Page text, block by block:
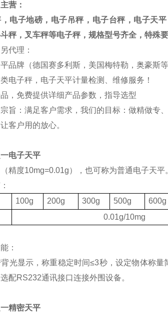
营：
电子地磅，电子吊秤，电子台秤，电子天
秤，叉车秤等电子秤，规格型号齐全，特殊要
代理：
品牌（德国赛多利斯，美国梅特勒，奥豪斯等
电子秤，电子天平计量检测、维修服务！
，免费提供详细产品参数，指导选型
旨：满足客户需求，我们的目标：做精做专
客户用的放心。
电子天平
精度10mg=0.01g），也可称为普通电子天平
100g 200g 300g 500g 600g
0.01g/10mg
：
光显示，称重稳定时间≤3秒，设定物体称量
配RS232通讯接口连接外围设备。
精密天平